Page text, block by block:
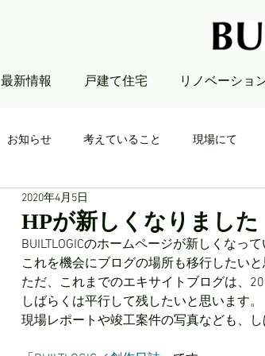
最新情報 戸建て住宅 リノベーショ
お知らせ 考えていること 現場にて
HPが新しくなりました
2020年4月5日
BUILTLOGICのホームページが新しくなって
これを機会にブログの場所も移行したいと
ただ、これまでのエキサイトブログは、
しばらくは平行して残したいと思います。
現場レポートや竣工案件の写真なども、